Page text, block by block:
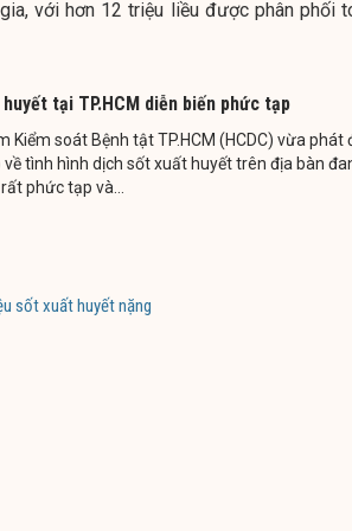
với hơn 12 triệu liều được phân phối
tại TP.HCM diễn biến phức tạp
Kiểm soát Bệnh tật TP.HCM (HCDC) vừa phát
về tình hình dịch sốt xuất huyết trên địa bàn
phức tạp và...
sốt xuất huyết nặng